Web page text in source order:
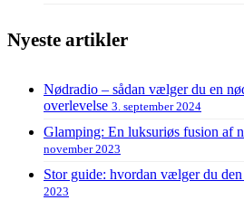
Nyeste artikler
Nødradio – sådan vælger du en
overlevelse 3. september 2024
Glamping: En luksuriøs fusion af
november 2023
Stor guide: hvordan vælger du
2023